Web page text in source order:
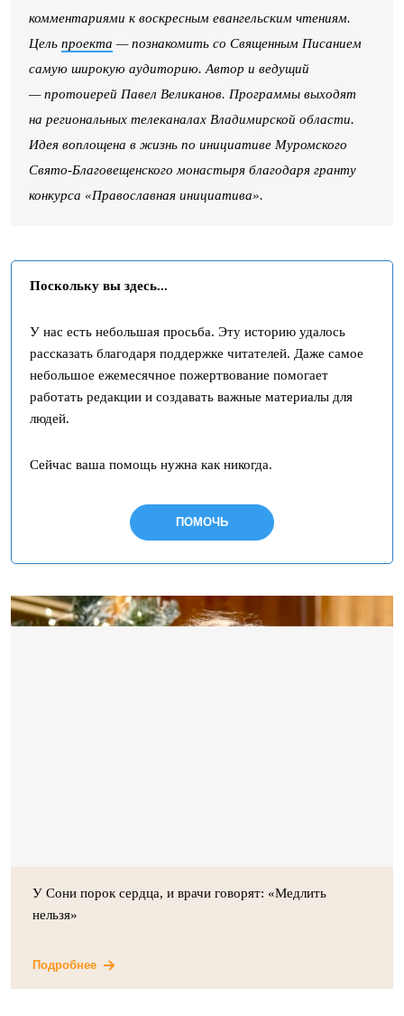
комментариями к воскресным евангельским чтениям.
Цель проекта — познакомить со Священным Писанием
самую широкую аудиторию. Автор и ведущий
— протоиерей Павел Великанов. Программы выходят
на региональных телеканалах Владимирской области.
Идея воплощена в жизнь по инициативе Муромского
Свято-Благовещенского монастыря благодаря гранту
конкурса «Православная инициатива».
Поскольку вы здесь...
У нас есть небольшая просьба. Эту историю удалось
рассказать благодаря поддержке читателей. Даже самое
небольшое ежемесячное пожертвование помогает
работать редакции и создавать важные материалы для
людей.
Сейчас ваша помощь нужна как никогда.
ПОМОЧЬ
У Сони порок сердца, и врачи говорят: «Медлить
нельзя»
Подробнее